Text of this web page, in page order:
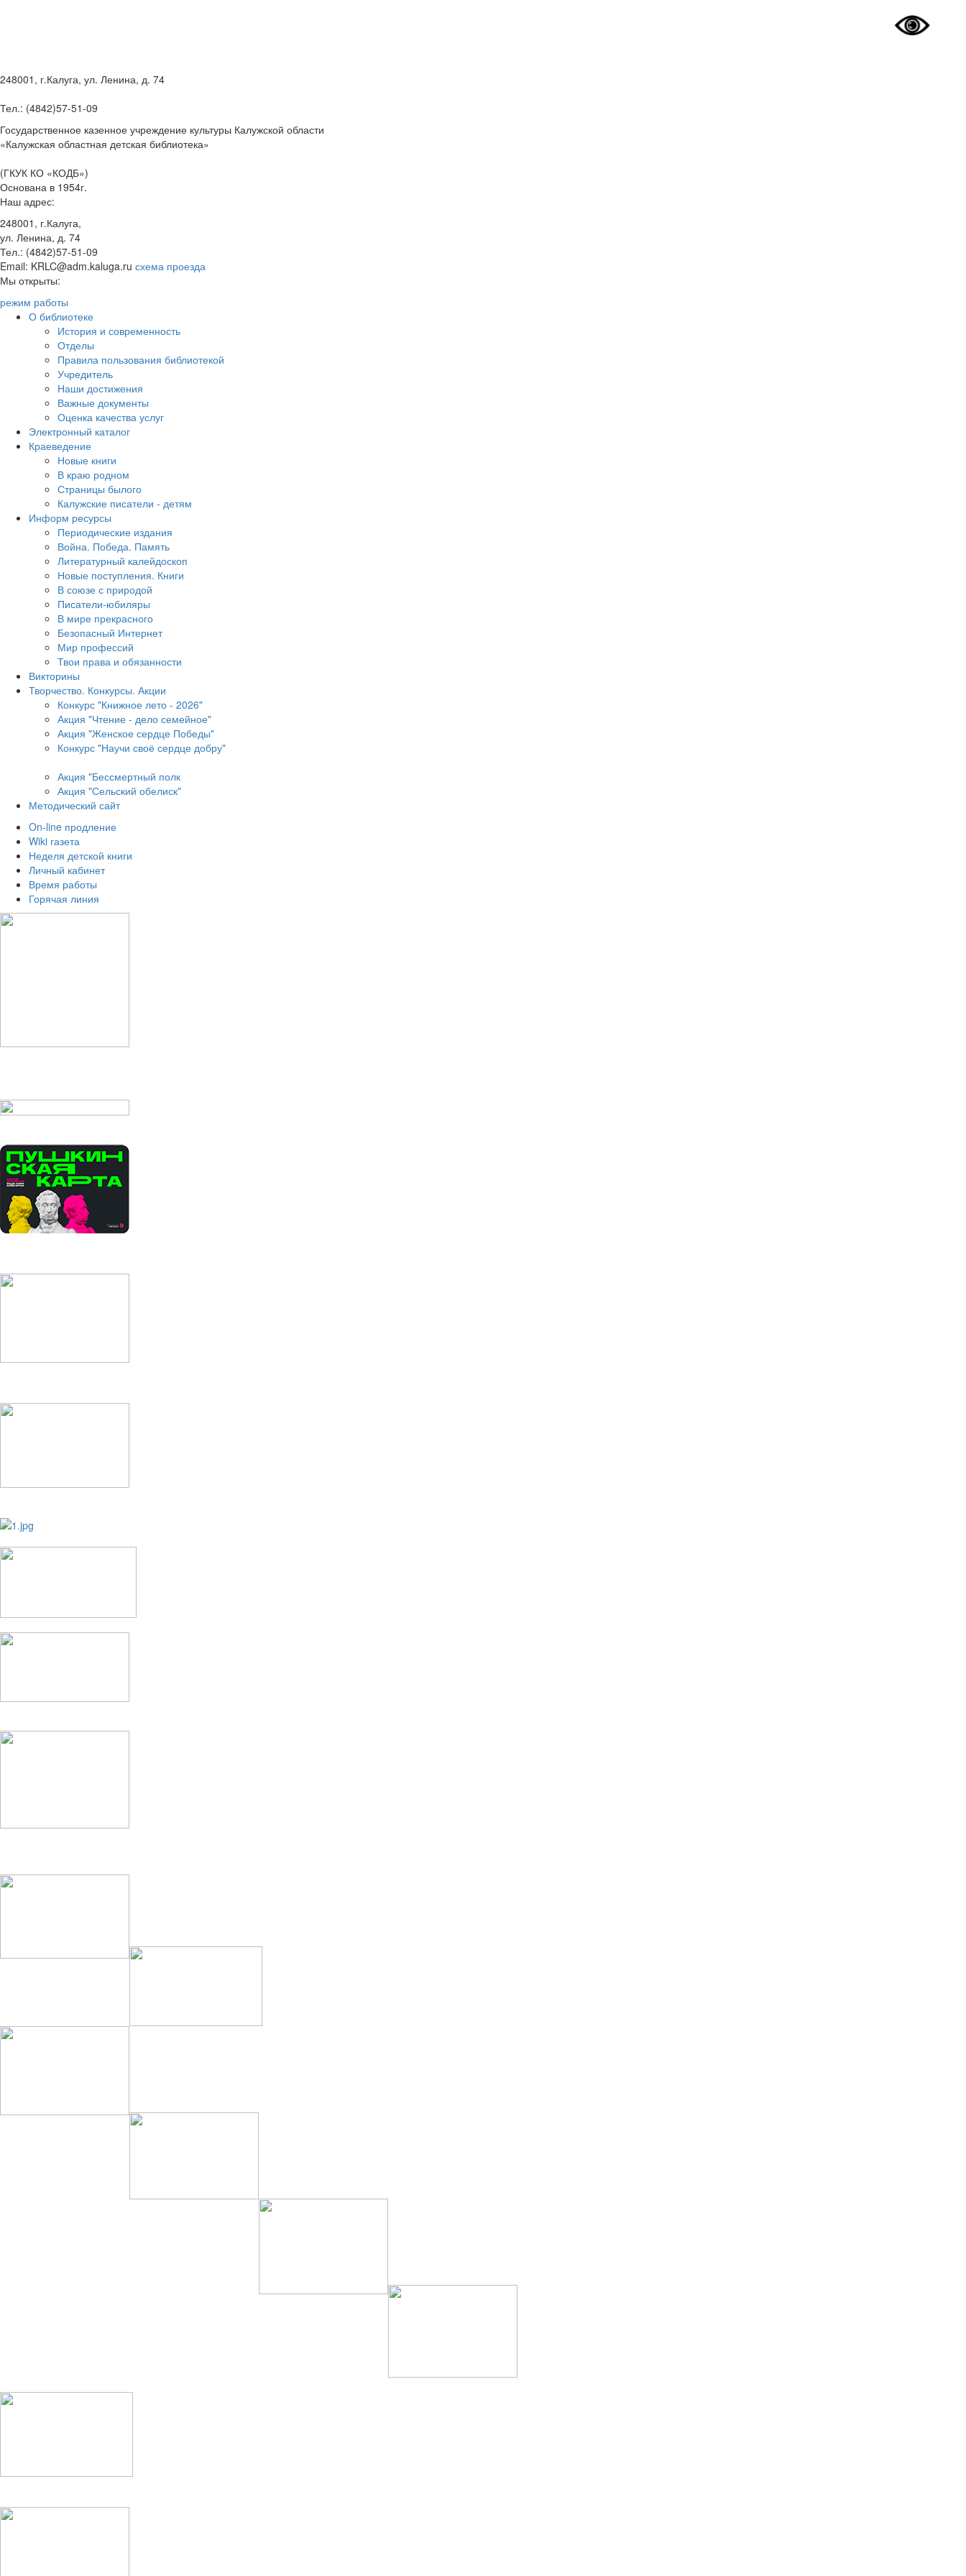
248001, г.Калуга, ул. Ленина, д. 74
Тел.: (4842)57-51-09
Государственное казенное учреждение культуры Калужской области
«Калужская областная детская библиотека»
(ГКУК КО «КОДБ»)
Основана в 1954г.
Наш адрес:
248001, г.Калуга,
ул. Ленина, д. 74
Тел.: (4842)57-51-09
Email: KRLC@adm.kaluga.ru схема проезда
Мы открыты:
режим работы
О библиотеке
История и современность
Отделы
Правила пользования библиотекой
Учредитель
Наши достижения
Важные документы
Оценка качества услуг
Электронный каталог
Краеведение
Новые книги
В краю родном
Страницы былого
Калужские писатели - детям
Информ ресурсы
Периодические издания
Война. Победа. Память
Литературный калейдоскоп
Новые поступления. Книги
В союзе с природой
Писатели-юбиляры
В мире прекрасного
Безопасный Интернет
Мир профессий
Твои права и обязанности
Викторины
Творчество. Конкурсы. Акции
Конкурс "Книжное лето - 2026"
Акция "Чтение - дело семейное"
Акция "Женское сердце Победы"
Конкурс "Научи своё сердце добру"
Акция "Бессмертный полк
Акция "Сельский обелиск"
Методический сайт
On-line продление
Wiki газета
Неделя детской книги
Личный кабинет
Время работы
Горячая линия